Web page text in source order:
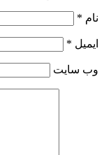
نام *
ایمیل *
وب‌ سایت